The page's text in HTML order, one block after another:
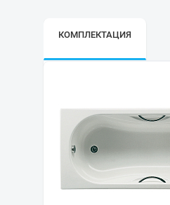
КОМПЛЕКТАЦИЯ